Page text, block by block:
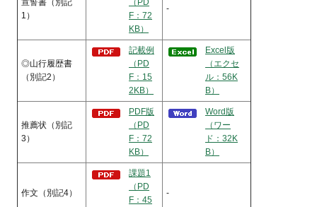
1）
F：72
KB）
-
◎山行履歴書
（別記2）
記載例
（PD
F：15
2KB）
Excel版
（エクセ
ル：56K
B）
推薦状（別記
3）
PDF版
（PD
F：72
KB）
Word版
（ワー
ド：32K
B）
作文（別記4）
課題1
（PD
F：45
-